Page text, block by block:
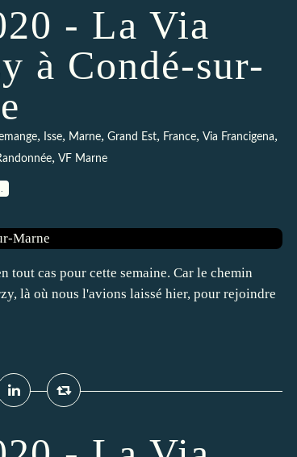
- La Via
à Condé-sur-
, Isse, Marne, Grand Est, France, Via Francigena,
, VF Marne
tout cas pour cette semaine. Car le chemin
là où nous l'avions laissé hier, pour rejoindre